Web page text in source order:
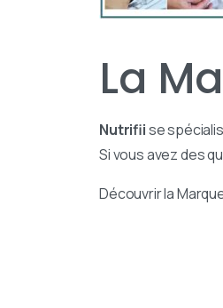
La
Nutrifiise
Si vous avez des
Découvrir la